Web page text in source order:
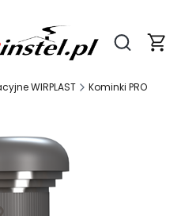
Otwórz
WIRPLAST Kominki PRO